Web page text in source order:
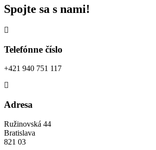
Spojte sa s nami!
Telefónne číslo
+421 940 751 117
Adresa
Ružinovská 44
Bratislava
821 03